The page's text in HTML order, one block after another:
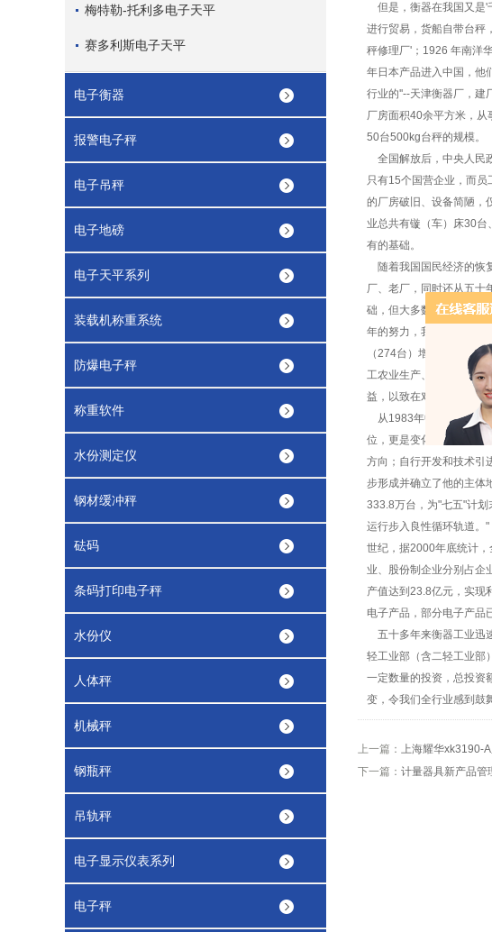
梅特勒-托利多电子天平
赛多利斯电子天平
电子衡器
报警电子秤
电子吊秤
电子地磅
电子天平系列
装载机称重系统
防爆电子秤
称重软件
水份测定仪
钢材缓冲秤
砝码
条码打印电子秤
水份仪
人体秤
机械秤
钢瓶秤
吊轨秤
电子显示仪表系列
电子秤
但是， 衡器在我国又是'
进行贸易，货船自带台秤 ，
秤修理厂'；1926 年南洋
年日本产品进入中国，他
行业的''--天津衡器厂，建
厂房面积40余平方米，从
50台500kg台秤的规模。
全国解放后，中央人民
只有15个国营企业，而
的厂房破旧、设备简陋，
业总共有镟（车）床30台
有的基础。
随着我国国民经济的恢
厂、老厂，同时还从五十
础，但大多数为集体所有
年的努力，我国已经能够
（274台）增长了644倍
工农业生产、国内外贸易
益，以致在对外贸易交往
从1983年中国
衡器协会
位，更是变化巨大，远非
方向；自行开发和技术引
步形成并确立了他的主体
333.8万台，为"七五"计
运行步入良性循环轨道。
世纪，据2000年底统计
业、股份制企业分别占企
产值达到23.8亿元，实现
电子产品，部分电子产品
五十多年来衡器工业迅
轻工业部（含二轻工业部
一定数量的投资，总投资
变，令我们全行业感到鼓
上一篇： 上海耀华xk3190-
下一篇： 计量器具新产品管